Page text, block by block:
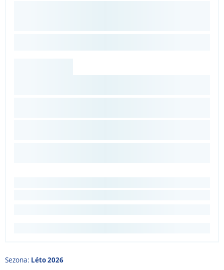
Sezona: Léto 2026